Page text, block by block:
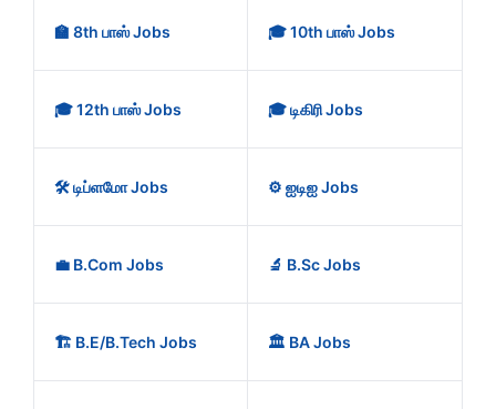
🏫 8th பாஸ் Jobs 🎓 10th பாஸ் Jobs
🎓 12th பாஸ் Jobs 🎓 டிகிரி Jobs
🛠️ டிப்ளமோ Jobs ⚙️ ஐடிஐ Jobs
💼 B.Com Jobs 🔬 B.Sc Jobs
🏗️ B.E/B.Tech Jobs 🏛️ BA Jobs